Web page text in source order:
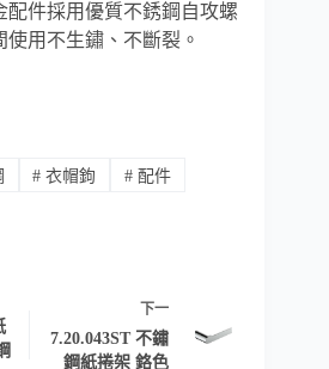
配件採用優質不銹鋼自攻螺
用不生鏽、不斷裂。
# 衣帽鉤 # 配件
下一
7.20.043ST 不鏽
鋼紙捲架 鉻色